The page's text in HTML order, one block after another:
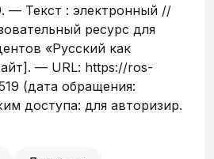
— Текст : электронный //
ресурс для
«Русский как
— URL: https://ros-
(дата обращения:
доступа: для авторизир.